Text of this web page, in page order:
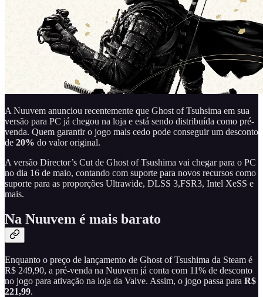
A Nuuvem anunciou recentemente que Ghost of Tsuhsima em sua
versão para PC já chegou na loja e está sendo distribuída como pré-
venda. Quem garantir o jogo mais cedo pode conseguir um desconto
de 20% do valor original.
A versão Director’s Cut de Ghost of Tsushima vai chegar para o PC
no dia 16 de maio, contando com suporte para novos recursos como
suporte para as proporções Ultrawide, DLSS 3,FSR3, Intel XeSS e
mais.
Na Nuuvem é mais barato
Enquanto o preço de lançamento de Ghost of Tsushima da Steam é
R$ 249,90, a pré-venda na Nuuvem já conta com 11% de desconto
no jogo para ativação na loja da Valve. Assim, o jogo passa para R$
221,99.